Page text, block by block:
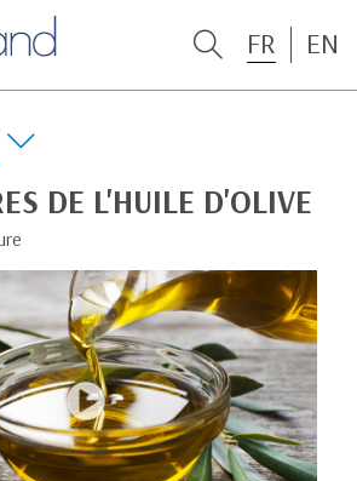
FR EN
DE L'HUILE D'OLIVE